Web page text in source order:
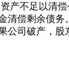
产不足以清
清偿剩余债
公司破产，